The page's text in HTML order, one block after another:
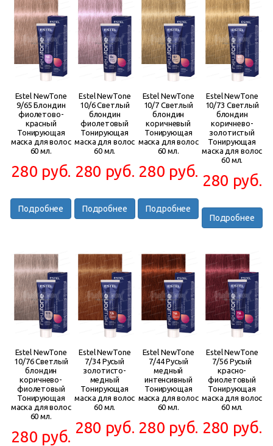
Estel NewTone
9/65 Блондин
фиолетово-
красный
Тонирующая
маска для волос
60 мл.
280 руб.
Подробнее
Estel NewTone
10/6 Светлый
блондин
фиолетовый
Тонирующая
маска для волос
60 мл.
280 руб.
Подробнее
Estel NewTone
10/7 Светлый
блондин
коричневый
Тонирующая
маска для волос
60 мл.
280 руб.
Подробнее
Estel NewTone
10/73 Светлый
блондин
коричнево-
золотистый
Тонирующая
маска для волос
60 мл.
280 руб.
Подробнее
Estel NewTone
10/76 Светлый
блондин
коричнево-
фиолетовый
Тонирующая
маска для волос
60 мл.
280 руб.
Estel NewTone
7/34 Русый
золотисто-
медный
Тонирующая
маска для волос
60 мл.
280 руб.
Estel NewTone
7/44 Русый
медный
интенсивный
Тонирующая
маска для волос
60 мл.
280 руб.
Estel NewTone
7/56 Русый
красно-
фиолетовый
Тонирующая
маска для волос
60 мл.
280 руб.